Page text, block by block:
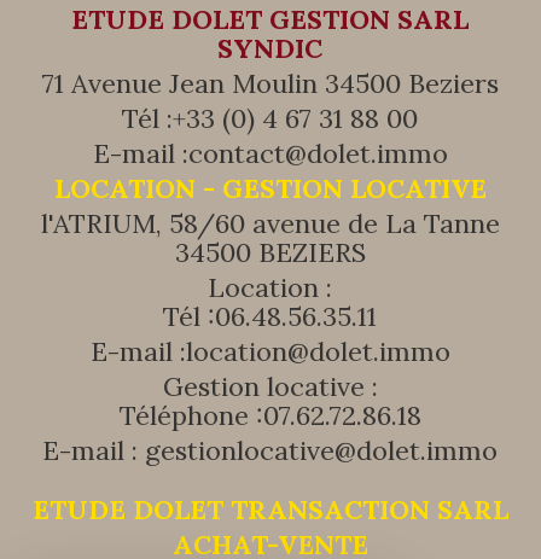
ETUDE DOLET GESTION SARL
SYNDIC
71 Avenue Jean Moulin 34500 Beziers
Tél :+33 (0) 4 67 31 88 00
E-mail :contact@dolet.immo
LOCATION - GESTION LOCATIVE
l'ATRIUM, 58/60 avenue de La Tanne
34500 BEZIERS
Location :
Tél :06.48.56.35.11
E-mail :location@dolet.immo
Gestion locative :
Téléphone :07.62.72.86.18
E-mail : gestionlocative@dolet.immo
ETUDE DOLET TRANSACTION SARL
ACHAT-VENTE